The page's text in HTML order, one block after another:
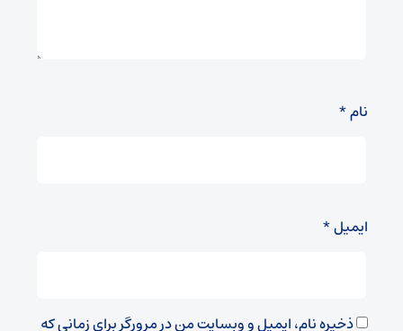
نام*
ایمیل*
ذخیره نام، ایمیل و وبسایت من در مرورگر برای زمانی که